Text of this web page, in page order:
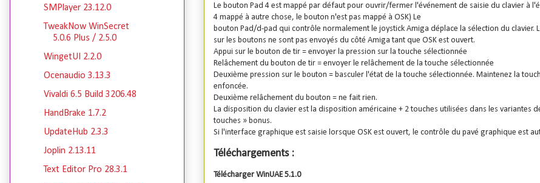
Le bouton Pad 4 est mappé par défaut pour ouvrir/fermer l'événement de saisie du clavier à
4 mappé à autre chose, le bouton n'est pas mappé à OSK) Le
bouton Pad/d-pad qui contrôle normalement le joystick Amiga déplace la sélection du clavier.
sur les boutons ne sont pas envoyés du côté Amiga tant que OSK est ouvert.
Appui sur le bouton de tir = envoyer la pression sur la touche sélectionnée
Relâchement du bouton de tir = envoyer le relâchement de la touche sélectionnée
Deuxième pression sur le bouton = basculer l'état de la touche sélectionnée. Maintenez la
enfoncée.
Deuxième relâchement du bouton = ne fait rien.
La disposition du clavier est la disposition américaine + 2 touches utilisées dans les variantes
touches » bonus.
Si l'interface graphique est saisie lorsque OSK est ouvert, le contrôle du pavé graphique est
Téléchargements :
Télécharger WinUAE 5.1.0
SMPlayer 23.12.0
TweakNow WinSecret
5.0.6 Plus / 2.5.0
WingetUI 2.2.0
Ocenaudio 3.13.3
Vivaldi 6.5 Build 3206.48
HandBrake 1.7.2
UpdateHub 2.3.3
Joplin 2.13.11
Text Editor Pro 28.3.1